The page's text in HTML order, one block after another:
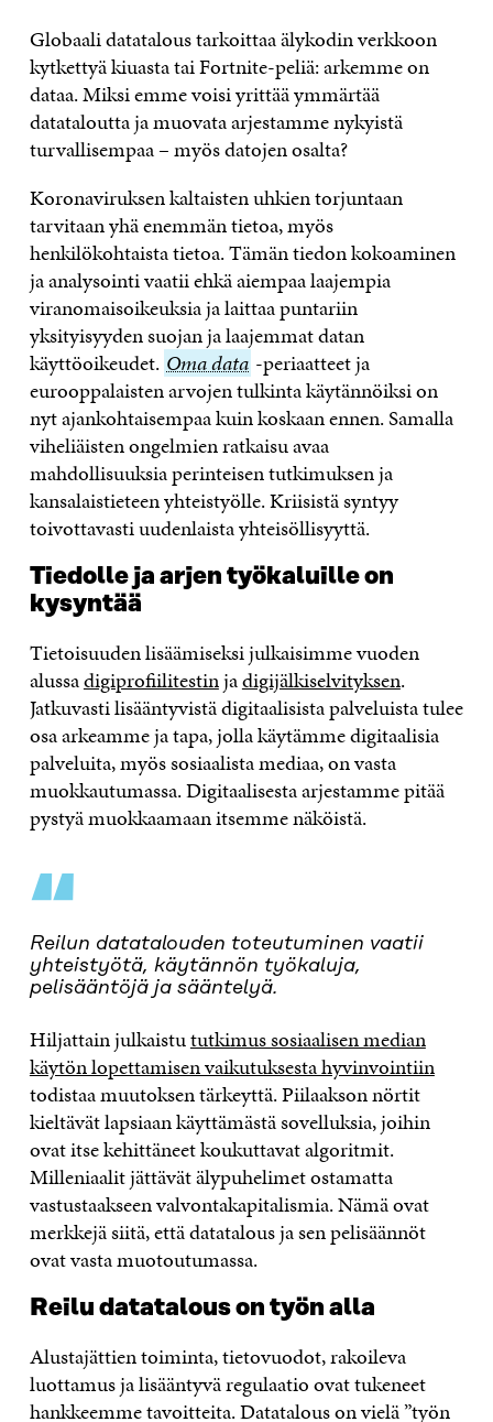
Globaali datatalous tarkoittaa älykodin verkkoon
kytkettyä kiuasta tai Fortnite-peliä: arkemme on
dataa. Miksi emme voisi yrittää ymmärtää
datataloutta ja muovata arjestamme nykyistä
turvallisempaa – myös datojen osalta?
Koronaviruksen kaltaisten uhkien torjuntaan
tarvitaan yhä enemmän tietoa, myös
henkilökohtaista tietoa. Tämän tiedon kokoaminen
ja analysointi vaatii ehkä aiempaa laajempia
viranomaisoikeuksia ja laittaa puntariin
yksityisyyden suojan ja laajemmat datan
käyttöoikeudet. Oma
data
Oma data -periaatteet ja
eurooppalaisten arvojen tulkinta käytännöiksi on
nyt ajankohtaisempaa kuin koskaan ennen. Samalla
viheliäisten ongelmien ratkaisu avaa
mahdollisuuksia perinteisen tutkimuksen ja
kansalaistieteen yhteistyölle. Kriisistä syntyy
toivottavasti uudenlaista yhteisöllisyyttä.
Tiedolle ja arjen työkaluille on
kysyntää
Tietoisuuden lisäämiseksi julkaisimme vuoden
alussadigiprofiilitestinjadigijälkiselvityksen.
Jatkuvasti lisääntyvistä digitaalisista palveluista tulee
osa arkeamme ja tapa, jolla käytämme digitaalisia
palveluita, myös sosiaalista mediaa, on vasta
muokkautumassa. Digitaalisesta arjestamme pitää
pystyä muokkaamaan itsemme näköistä.
“
Reilun datatalouden toteutuminen vaatii
yhteistyötä, käytännön työkaluja,
pelisääntöjä ja sääntelyä.
Hiljattain julkaistututkimus sosiaalisen median
käytön lopettamisen vaikutuksesta hyvinvointiin
todistaa muutoksen tärkeyttä. Piilaakson nörtit
kieltävät lapsiaan käyttämästä sovelluksia, joihin
ovat itse kehittäneet koukuttavat algoritmit.
Milleniaalit jättävät älypuhelimet ostamatta
vastustaakseen valvontakapitalismia. Nämä ovat
merkkejä siitä, että datatalous ja sen pelisäännöt
ovat vasta muotoutumassa.
Reilu datatalous on työn alla
Alustajättien toiminta, tietovuodot, rakoileva
luottamus ja lisääntyvä regulaatio ovat tukeneet
hankkeemme tavoitteita. Datatalous on vielä ”työn